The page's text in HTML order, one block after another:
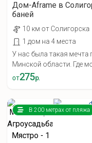
Дом-Aframe в
баней
10 км от Солигорска
1 дом на 4 места
У нас была такая мечта
Минской области. Где
от275р.
В 200 метрах от пляжа